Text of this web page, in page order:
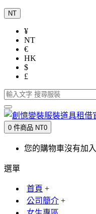
NT
¥
NT
€
HK
$
£
0 件商品 NT0
您的購物車沒有加
選單
首頁 +
公司簡介 +